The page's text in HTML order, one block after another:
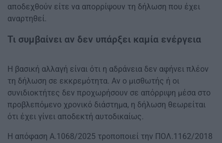
αποδεχθούν είτε να απορρίψουν τη δήλωση που έχει
αναρτηθεί.
Τι συμβαίνει αν δεν υπάρξει καμία ενέργεια
Η βασική αλλαγή είναι ότι η αδράνεια δεν αφήνει πλέον
τη δήλωση σε εκκρεμότητα. Αν ο μισθωτής ή οι
συνιδιοκτήτες δεν προχωρήσουν σε απόρριψη μέσα στο
προβλεπόμενο χρονικό διάστημα, η δήλωση θεωρείται
ότι έχει γίνει αποδεκτή αυτοδικαίως.
Η απόφαση Α.1068/2025 τροποποιεί την ΠΟΛ.1162/2018